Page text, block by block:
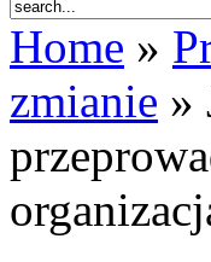
Home »
zmianie »